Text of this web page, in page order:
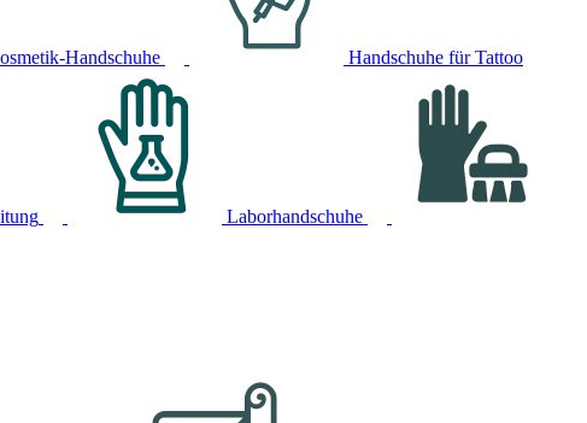
Handschuhe Handschuhe für Tattoo
Laborhandschuhe